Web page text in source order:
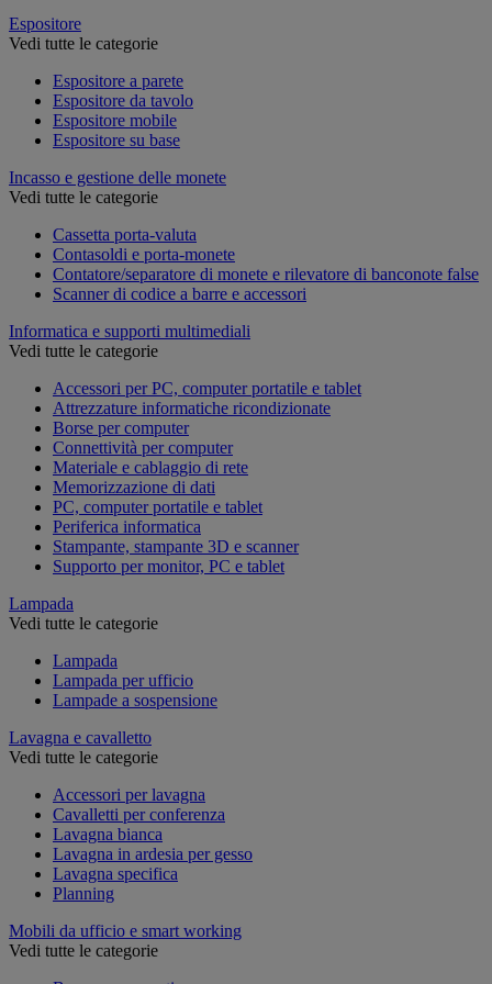
Espositore
Vedi tutte le categorie
Espositore a parete
Espositore da tavolo
Espositore mobile
Espositore su base
Incasso e gestione delle monete
Vedi tutte le categorie
Cassetta porta-valuta
Contasoldi e porta-monete
Contatore/separatore di monete e rilevatore di banconote false
Scanner di codice a barre e accessori
Informatica e supporti multimediali
Vedi tutte le categorie
Accessori per PC, computer portatile e tablet
Attrezzature informatiche ricondizionate
Borse per computer
Connettività per computer
Materiale e cablaggio di rete
Memorizzazione di dati
PC, computer portatile e tablet
Periferica informatica
Stampante, stampante 3D e scanner
Supporto per monitor, PC e tablet
Lampada
Vedi tutte le categorie
Lampada
Lampada per ufficio
Lampade a sospensione
Lavagna e cavalletto
Vedi tutte le categorie
Accessori per lavagna
Cavalletti per conferenza
Lavagna bianca
Lavagna in ardesia per gesso
Lavagna specifica
Planning
Mobili da ufficio e smart working
Vedi tutte le categorie